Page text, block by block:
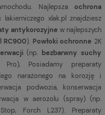
Najlepsza ochrona
xlak.pl znajdziesz
antykorozyjne w najlepszych
RC900). Powłoki ochronne 2K
(np.bezbarwny suchy
Pro), Posiadamy preparaty
narażonego na korozję i
podwozia, konserwacja
w aerozolu (spray) (np.
Forch L237). Preparaty